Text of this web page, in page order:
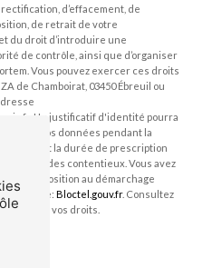
d’effacement, de
de retrait de votre
du droit d’introduire une
de contrôle, ainsi que d’organiser
Vous pouvez exercer ces droits
de Chamboirat, 03450 Ébreuil ou
Un justificatif d'identité pourra
vos données pendant la
pendant la durée de prescription
gestion des contentieux. Vous avez
d'opposition au démarchage
adresse:
Bloctel.gouv.fr. Consultez
sur vos droits.